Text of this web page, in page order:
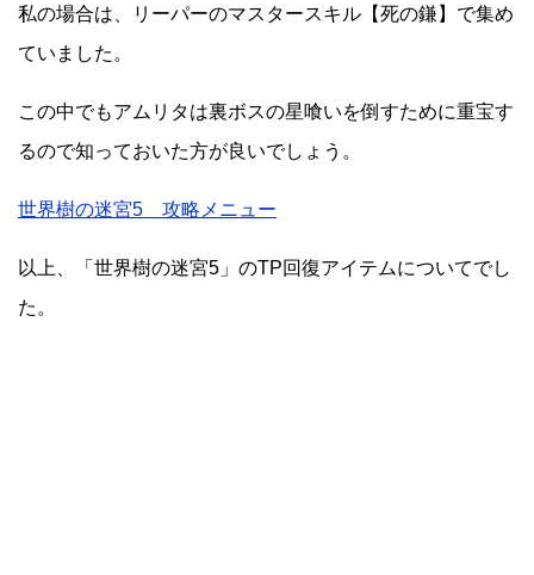
私の場合は、リーパーのマスタースキル【死の鎌】で集め
ていました。
この中でもアムリタは裏ボスの星喰いを倒すために重宝す
るので知っておいた方が良いでしょう。
世界樹の迷宮5 攻略メニュー
以上、「世界樹の迷宮5」のTP回復アイテムについてでし
た。